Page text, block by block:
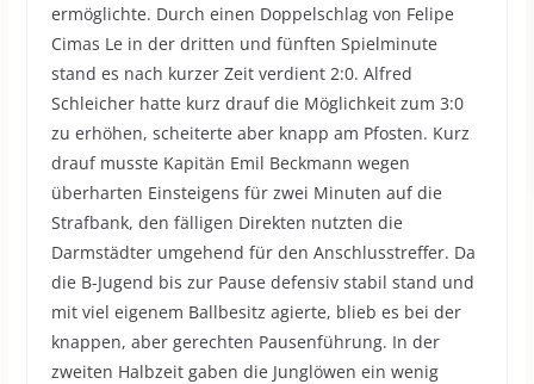
ermöglichte. Durch einen Doppelschlag von Felipe
Cimas Le in der dritten und fünften Spielminute
stand es nach kurzer Zeit verdient 2:0. Alfred
Schleicher hatte kurz drauf die Möglichkeit zum 3:0
zu erhöhen, scheiterte aber knapp am Pfosten. Kurz
drauf musste Kapitän Emil Beckmann wegen
überharten Einsteigens für zwei Minuten auf die
Strafbank, den fälligen Direkten nutzten die
Darmstädter umgehend für den Anschlusstreffer. Da
die B-Jugend bis zur Pause defensiv stabil stand und
mit viel eigenem Ballbesitz agierte, blieb es bei der
knappen, aber gerechten Pausenführung. In der
zweiten Halbzeit gaben die Junglöwen ein wenig